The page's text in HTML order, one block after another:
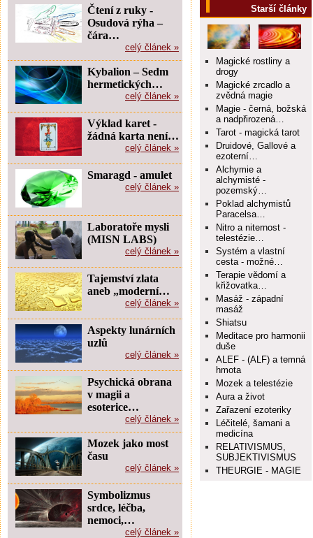
Starší články
Magické rostliny a
drogy
Magické zrcadlo a
zvědná magie
Magie - černá, božská
a nadpřirozená…
Tarot - magická tarot
Druidové, Gallové a
ezoterní…
Alchymie a
alchymisté -
pozemský…
Poklad alchymistů
Paracelsa…
Nitro a niternost -
telestézie…
Systém a vlastní
cesta - možné…
Terapie vědomí a
křižovatka…
Masáž - západní
masáž
Shiatsu
Meditace pro harmonii
duše
ALEF - (ALF) a temná
hmota
Mozek a telestézie
Aura a život
Zařazení ezoteriky
Léčitelé, šamani a
medicína
RELATIVISMUS,
SUBJEKTIVISMUS
THEURGIE - MAGIE
Čtení z ruky -
Osudová rýha –
čára…
celý článek »
Kybalion – Sedm
hermetických…
celý článek »
Výklad karet -
žádná karta není…
celý článek »
Smaragd - amulet
celý článek »
Laboratoře mysli
(MISN LABS)
celý článek »
Tajemství zlata
aneb „moderní…
celý článek »
Aspekty lunárních
uzlů
celý článek »
Psychická obrana
v magii a
esoterice…
celý článek »
Mozek jako most
času
celý článek »
Symbolizmus
srdce, léčba,
nemoci,…
celý článek »